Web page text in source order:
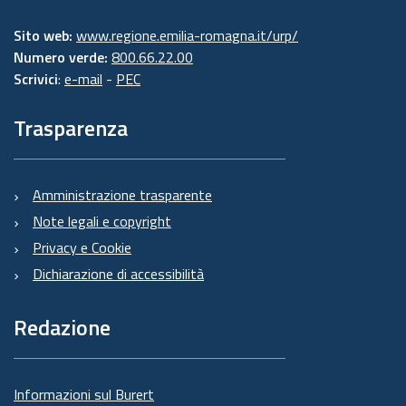
Sito web: www.regione.emilia-romagna.it/urp/
Numero verde: 800.66.22.00
Scrivici: e-mail - PEC
Trasparenza
Amministrazione trasparente
Note legali e copyright
Privacy e Cookie
Dichiarazione di accessibilità
Redazione
Informazioni sul Burert